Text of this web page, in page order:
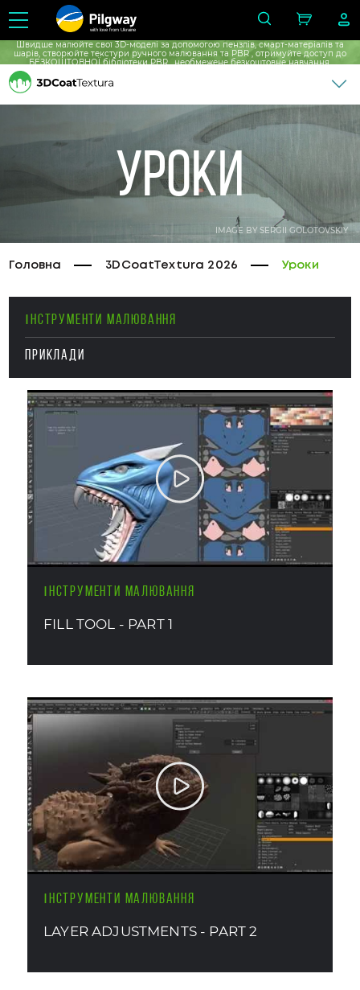
with love from Ukraine
Швидше малюйте свої 3D-моделі за допомогою пензлів, смарт-матеріалів та
шарів, створюйте текстури ручного малювання та PBR , отримуйте доступ до
БЕЗКОШТОВНОЇ бібліотеки PBR , необмежене безкоштовне навчання.
IMAGE BY SERGII GOLOTOVSKIY
Уроки
Головна 3DCoatTextura 2026 Уроки
ІНСТРУМЕНТИ МАЛЮВАННЯ
ПРИКЛАДИ
ІНСТРУМЕНТИ МАЛЮВАННЯ
FILL TOOL - PART 1
ІНСТРУМЕНТИ МАЛЮВАННЯ
LAYER ADJUSTMENTS - PART 2